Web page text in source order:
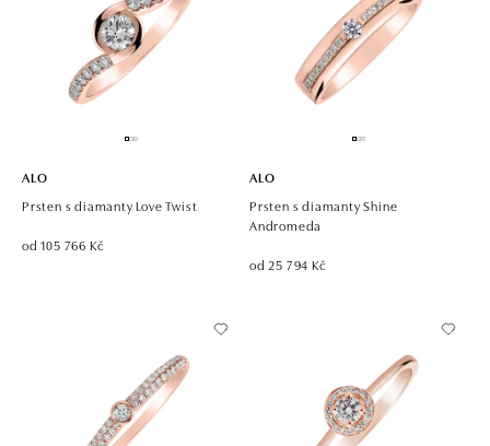
ALO
Prsten s diamanty Love Twist
od 105 766 Kč
ALO
Prsten s diamanty Shine
Andromeda
od 25 794 Kč